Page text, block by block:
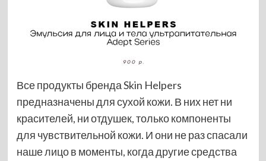
Все продукты бренда Skin Helpers
предназначены для сухой кожи. В них нет ни
красителей, ни отдушек, только компоненты
для чувствительной кожи. И они не раз спасали
наше лицо в моменты, когда другие средства